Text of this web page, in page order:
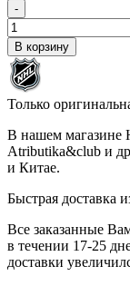
-
В корзину
Только
В нашем магазине
Atributika&club и
и Китае.
Быстрая доставка
Все заказанные
в течении 17-25
доставки